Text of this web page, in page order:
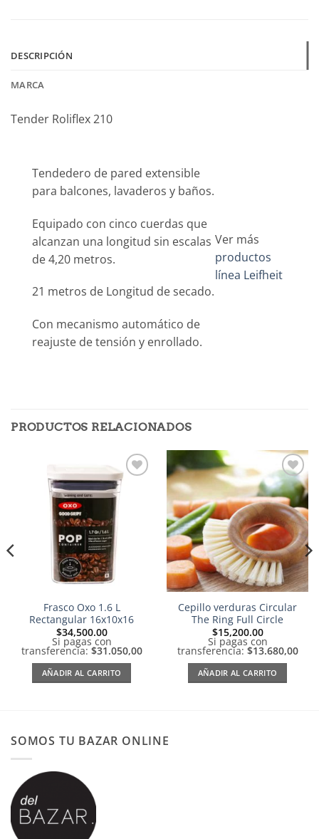
DESCRIPCIÓN
MARCA
Tender Roliflex 210
Tendedero de pared extensible
para balcones, lavaderos y baños.
Equipado con cinco cuerdas que
alcanzan una longitud sin escalas
de 4,20 metros.
21 metros de Longitud de secado.
Con mecanismo automático de
reajuste de tensión y enrollado.
Ver más
productos
línea Leifheit
PRODUCTOS RELACIONADOS
Añadir
Frasco Oxo 1.6 L
Rectangular 16x10x16
$34,500.00
Si pagas con
transferencia: $31.050,00
AÑADIR AL CARRITO
Añadir
a la
lista de
deseos
Cepillo verduras Circular
The Ring Full Circle
$15,200.00
Si pagas con
transferencia: $13.680,00
AÑADIR AL CARRITO
SOMOS TU BAZAR ONLINE